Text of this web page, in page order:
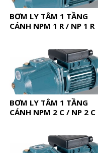
BƠM LY TÂM 1 TẦNG
CÁNH NPM 1 R / NP 1 R
BƠM LY TÂM 1 TẦNG
CÁNH NPM 2 C / NP 2 C